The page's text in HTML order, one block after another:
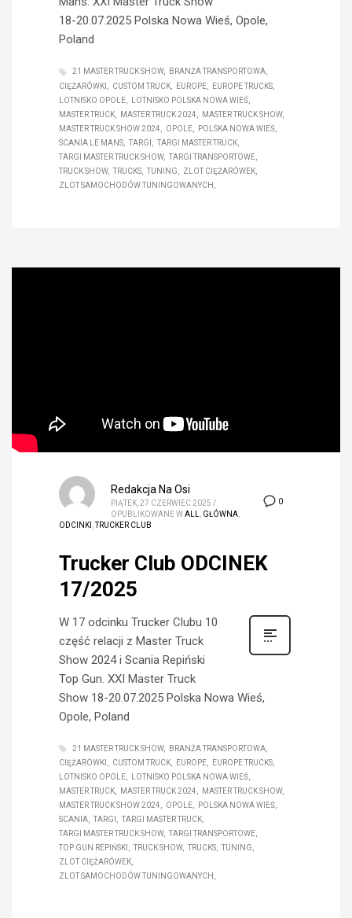
18-20.07.2025 Polska Nowa Wieś, Opole,
Poland
21 MASTER TRUCK SHOW
BRANŻA TRANSPORTOWA
CIĘŻARÓWKI
CUSTOM TRUCK EUROPE
EUROPE TRUCKS
LOTNISKO OPOLE
LOTNISKO POLSKA NOWA WIEŚ
MASTER TRUCK
MASTER TRUCK 2024
MASTER TRUCK SHOW
MASTER TRUCK SHOW 2024
OPOLE
POLSKA NOWA WIEŚ
SCANIA LE MANS
TARGI
TARGI MASTER TRUCK
TARGI MASTER TRUCK SHOW
TARGI TRANSPORTOWE
TRUCK SHOW
TRUCKS TUNING
ZLOT CIĘŻARÓWEK
ZLOT SAMOCHODÓW TUNINGOWANYCH
0
Redakcja Na Osi
PIĄTEK, 27 CZERWIEC 2025 /
OPUBLIKOWANE WALL GŁÓWNA
ODCINKI ,TRUCKER CLUB
Trucker Club ODCINEK
17/2025
W 17 odcinku Trucker Clubu 10
część relacji z Master Truck
Show 2024 i Scania Repiński
Top Gun. XXI Master Truck
Show 18-20.07.2025 Polska Nowa Wieś,
Opole, Poland
21 MASTER TRUCK SHOW
BRANŻA TRANSPORTOWA
CIĘŻARÓWKI
CUSTOM TRUCK EUROPE
EUROPE TRUCKS
LOTNISKO OPOLE
LOTNISKO POLSKA NOWA WIEŚ
MASTER TRUCK
MASTER TRUCK 2024
MASTER TRUCK SHOW
MASTER TRUCK SHOW 2024
OPOLE
POLSKA NOWA WIEŚ
SCANIA
TARGI
TARGI MASTER TRUCK
TARGI MASTER TRUCK SHOW
TARGI TRANSPORTOWE
TOP GUN REPIŃSKI
TRUCK SHOW TRUCKS
TUNING
ZLOT CIĘŻARÓWEK
ZLOT SAMOCHODÓW TUNINGOWANYCH